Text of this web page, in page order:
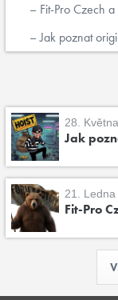
Fit-Pro Czech
Jak poznat
28.
Jak
21. Ledna
Fit-Pro